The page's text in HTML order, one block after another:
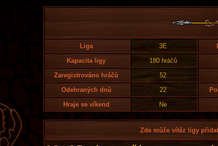
Liga 3E
Kapacita ligy
180 hráčů
Zaregistrováno hráčů
52
Odehraných dnů
22
Hraje se víkend
Ne
Zde může vítěz ligy